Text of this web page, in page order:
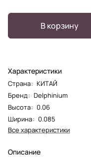
В корзину
Характеристики
Страна: КИТАЙ
Бренд: Delphinium
Высота: 0.06
Ширина: 0.085
Все характеристики
Описание